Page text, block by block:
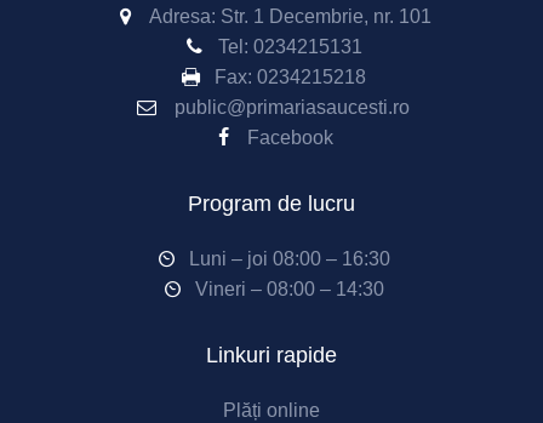
Adresa: Str. 1 Decembrie, nr. 101
Tel: 0234215131
Fax: 0234215218
public@primariasaucesti.ro
Facebook
Program de lucru
Luni – joi 08:00 – 16:30
Vineri – 08:00 – 14:30
Linkuri rapide
Plăți online